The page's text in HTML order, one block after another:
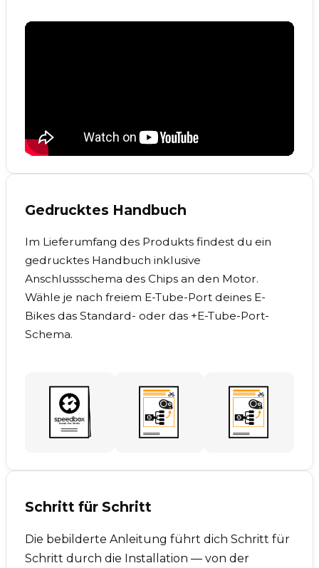
Gedrucktes Handbuch
Im Lieferumfang des Produkts findest du ein
gedrucktes Handbuch inklusive
Anschlussschema des Chips an den Motor.
Wähle je nach freiem E-Tube-Port deines E-
Bikes das Standard- oder das +E-Tube-Port-
Schema.
Schritt für Schritt
Die bebilderte Anleitung führt dich Schritt für
Schritt durch die Installation — von der